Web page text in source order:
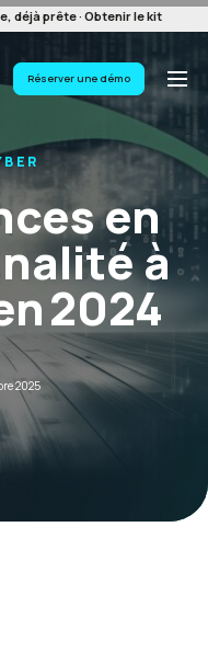
déjà prête · Obtenir le kit
Réserver une démo
en
à
2024
2025